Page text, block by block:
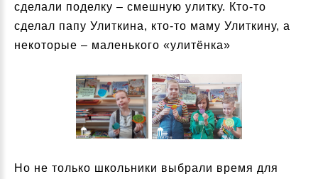
сделали поделку – смешную улитку. Кто-то
сделал папу Улиткина, кто-то маму Улиткину, а
некоторые – маленького «улитёнка»
Но не только школьники выбрали время для